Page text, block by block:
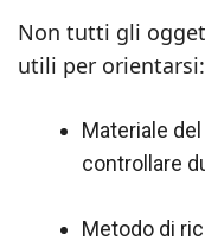
Non tutti gli
utili per orientarsi:
Materiale
controllare
Metodo di